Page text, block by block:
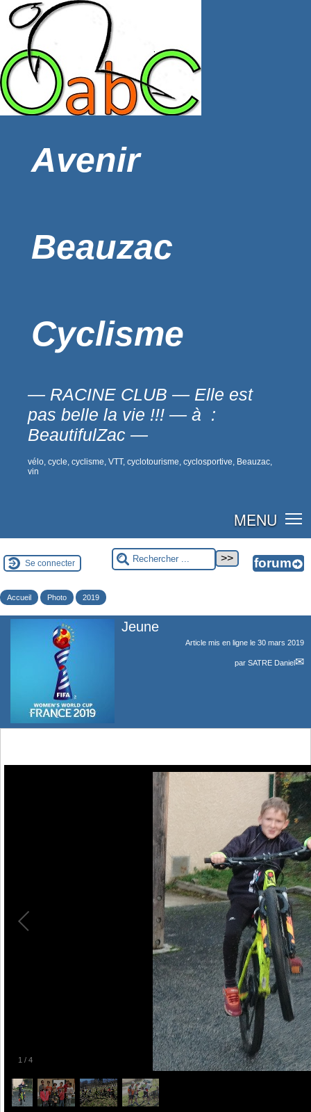
Avenir
Beauzac
Cyclisme
— RACINE CLUB — Elle est
pas belle la vie !!! — à :
BeautifulZac —
vélo, cycle, cyclisme, VTT, cyclotourisme, cyclosportive, Beauzac,
vin
MENU
Se connecter
Accueil Photo 2019
Jeune
Article mis en ligne le 30 mars 2019
par SATRE Daniel
1 / 4